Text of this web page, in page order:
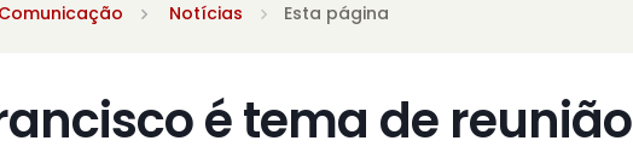
Comunicação Notícias Esta página
é tema de reunião